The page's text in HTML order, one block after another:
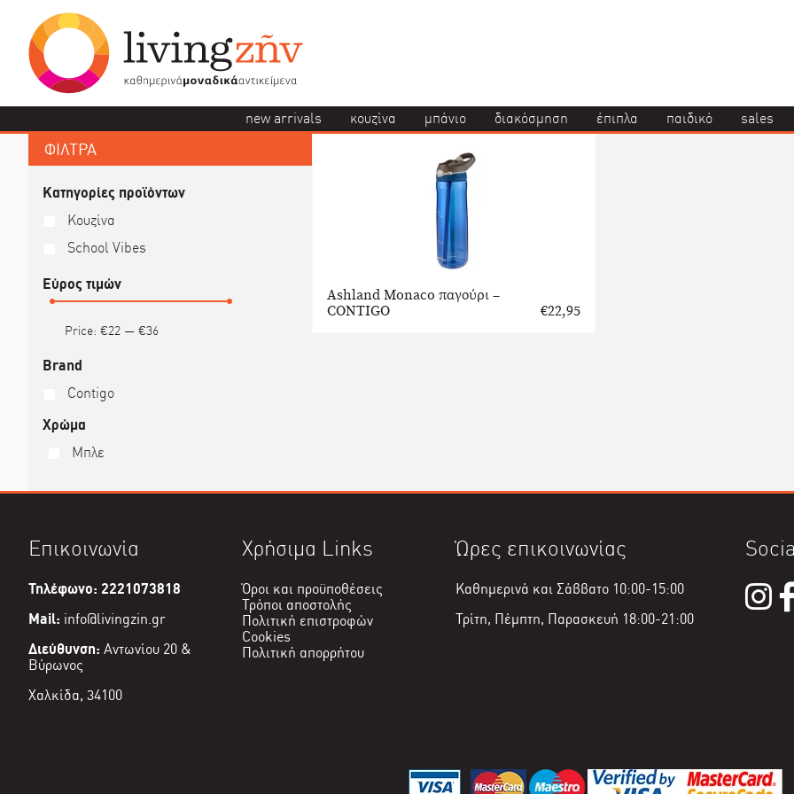
new arrivals κουζίνα μπάνιο διακόσμηση έπιπλα παιδικό sales
ΦΙΛΤΡΑ
Κατηγορίες προϊόντων
Κουζίνα
School Vibes
Εύρος τιμών
Price: €22— €36
Brand
Contigo
Χρώμα
Μπλε
Ashland Monaco παγούρι –
CONTIGO
€22,95
Επικοινωνία
Τηλέφωνο: 2221073818
Mail: info@livingzin.gr
Διεύθυνση: Αντωνίου 20 &
Βύρωνος
Χαλκίδα, 34100
Χρήσιμα Links
Όροι και προϋποθέσεις
Τρόποι αποστολής
Πολιτική επιστροφών
Cookies
Πολιτική απορρήτου
Ώρες επικοινωνίας
Καθημερινά και Σάββατο 10:00-15:00
Τρίτη, Πέμπτη, Παρασκευή 18:00-21:00